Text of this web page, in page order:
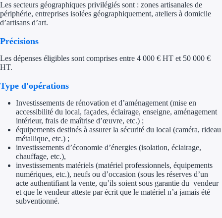
Aides Région
Régions de I à P
Aides Région
Aides Région
Les secteurs géographiques privilégiés sont : zones artisanales de
périphérie, entreprises isolées géographiquement, ateliers à domicile
d’artisans d’art.
Précisions
Les dépenses éligibles sont comprises entre 4 000 € HT et 50 000 €
HT.
Type d'opérations
Investissements de rénovation et d’aménagement (mise en
accessibilité du local, façades, éclairage, enseigne, aménagement
intérieur, frais de maîtrise d’œuvre, etc.) ;
équipements destinés à assurer la sécurité du local (caméra, rideau
métallique, etc.) ;
investissements d’économie d’énergies (isolation, éclairage,
chauffage, etc.),
investissements matériels (matériel professionnels, équipements
numériques, etc.), neufs ou d’occasion (sous les réserves d’un
acte authentifiant la vente, qu’ils soient sous garantie du vendeur
et que le vendeur atteste par écrit que le matériel n’a jamais été
subventionné.